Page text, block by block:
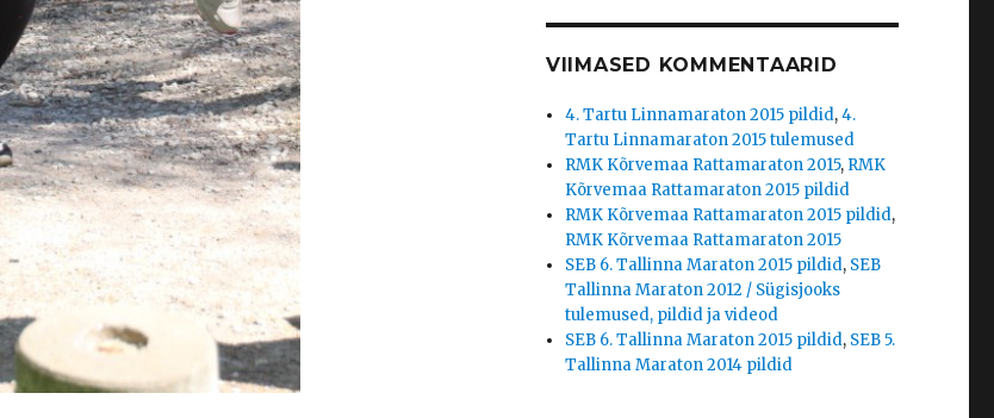
VIIMASED KOMMENTAARID
4. Tartu Linnamaraton 2015 pildid,4.
Tartu Linnamaraton 2015 tulemused
RMK Kõrvemaa Rattamaraton 2015, RMK
Kõrvemaa Rattamaraton 2015 pildid
RMK Kõrvemaa Rattamaraton 2015 pildid,
RMK Kõrvemaa Rattamaraton 2015
SEB 6. Tallinna Maraton 2015 pildid, SEB
Tallinna Maraton 2012 / Sügisjooks
tulemused, pildid ja videod
SEB 6. Tallinna Maraton 2015 pildid, SEB 5.
Tallinna Maraton 2014 pildid